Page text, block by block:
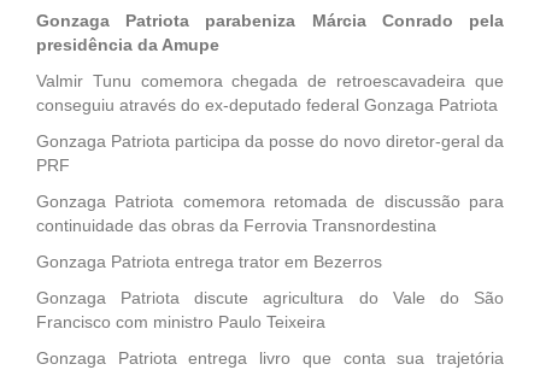
Gonzaga Patriota parabeniza Márcia Conrado pela
presidência da Amupe
Valmir Tunu comemora chegada de retroescavadeira que
conseguiu através do ex-deputado federal Gonzaga Patriota
Gonzaga Patriota participa da posse do novo diretor-geral da
PRF
Gonzaga Patriota comemora retomada de discussão para
continuidade das obras da Ferrovia Transnordestina
Gonzaga Patriota entrega trator em Bezerros
Gonzaga Patriota discute agricultura do Vale do São
Francisco com ministro Paulo Teixeira
Gonzaga Patriota entrega livro que conta sua trajetória